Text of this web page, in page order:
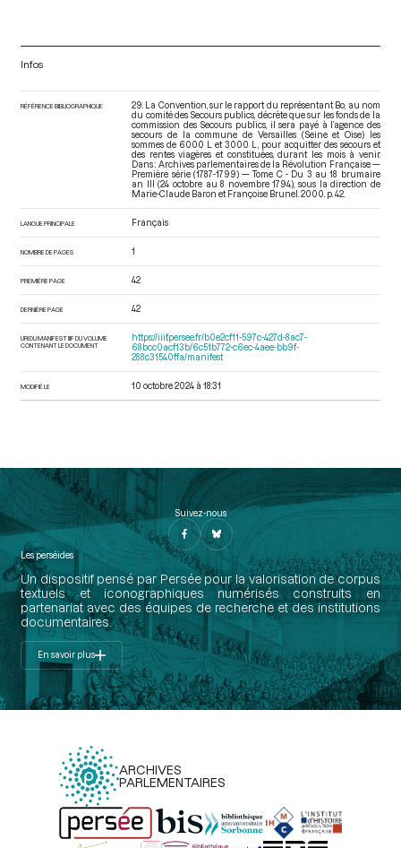
Infos
RÉFÉRENCE BIBLIOGRAPHIQUE
29. La Convention, sur le rapport du représentant Bo, au nom
du comité des Secours publics, décrète que sur les fonds de la
commission des Secours publics, il sera payé à l’agence des
secours de la commune de Versailles (Seine et Oise) les
sommes de 6000 L et 3000 L, pour acquitter des secours et
des rentes viagères et constituées, durant les mois à venir.
Dans : Archives parlementaires de la Révolution Française —
Première série (1787-1799) — Tome C - Du 3 au 18 brumaire
an III (24 octobre au 8 novembre 1794) , sous la direction de
Marie-Claude Baron et Françoise Brunel. 2000. p. 42.
LANGUE PRINCIPALE Français
NOMBRE DE PAGES 1
PREMIÈRE PAGE 42
DERNIÈRE PAGE 42
URI DU MANIFEST IIIF DU VOLUME
CONTENANT LE DOCUMENT
https://iiif.persee.fr/b0e2cf11-597c-427d-8ac7-
68bcc0acf13b/6c51b772-c6ec-4aee-bb9f-
288c31540ffa/manifest
MODIFIÉ LE 10 octobre 2024 à 18:31
Suivez-nous
Les perséides
Un dispositif pensé par Persée pour la valorisation de corpus
textuels et iconographiques numérisés construits en
partenariat avec des équipes de recherche et des institutions
documentaires.
En savoir plus
ARCHIVES
PARLEMENTAIRES